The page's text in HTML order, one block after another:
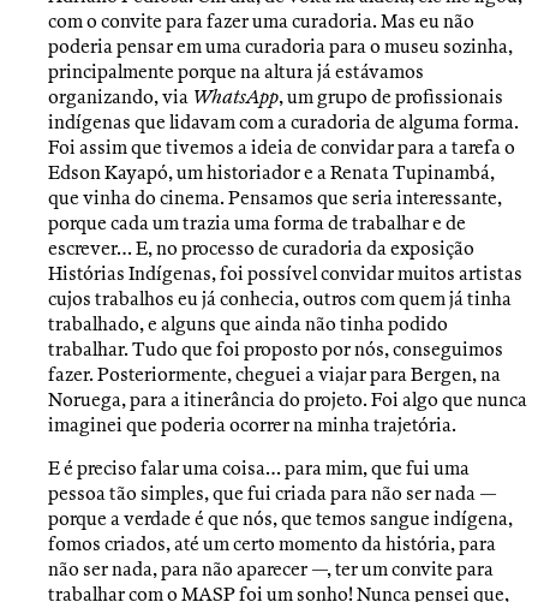
com o convite para fazer uma curadoria. Mas eu não
poderia pensar em uma curadoria para o museu sozinha,
principalmente porque na altura já estávamos
organizando, via WhatsApp, um grupo de profissionais
indígenas que lidavam com a curadoria de alguma forma.
Foi assim que tivemos a ideia de convidar para a tarefa o
Edson Kayapó, um historiador e a Renata Tupinambá,
que vinha do cinema. Pensamos que seria interessante,
porque cada um trazia uma forma de trabalhar e de
escrever… E, no processo de curadoria da exposição
Histórias Indígenas, foi possível convidar muitos artistas
cujos trabalhos eu já conhecia, outros com quem já tinha
trabalhado, e alguns que ainda não tinha podido
trabalhar. Tudo que foi proposto por nós, conseguimos
fazer. Posteriormente, cheguei a viajar para Bergen, na
Noruega, para a itinerância do projeto. Foi algo que nunca
imaginei que poderia ocorrer na minha trajetória.
E é preciso falar uma coisa… para mim, que fui uma
pessoa tão simples, que fui criada para não ser nada —
porque a verdade é que nós, que temos sangue indígena,
fomos criados, até um certo momento da história, para
não ser nada, para não aparecer —, ter um convite para
trabalhar com o MASP foi um sonho! Nunca pensei que,